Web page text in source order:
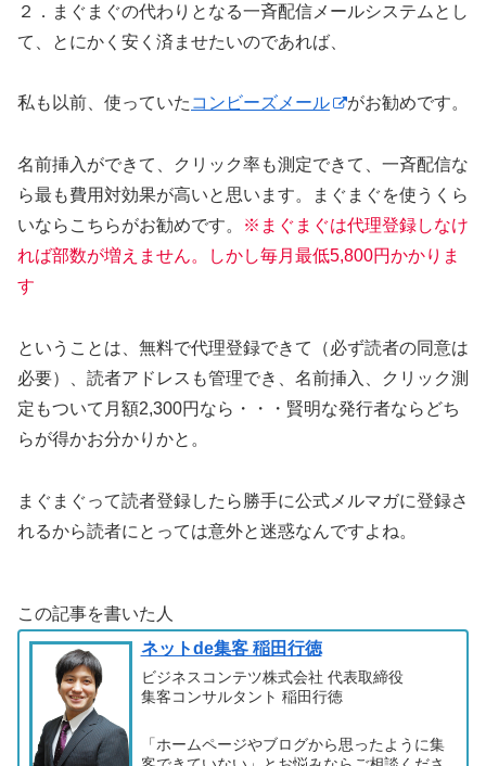
２．まぐまぐの代わりとなる一斉配信メールシステムとし
て、とにかく安く済ませたいのであれば、
私も以前、使っていた コンビーズメール がお勧めです。
名前挿入ができて、クリック率も測定できて、一斉配信な
ら最も費用対効果が高いと思います。まぐまぐを使うくら
いならこちらがお勧めです。
※まぐまぐは代理登録しなけ
れば部数が増えません。しかし毎月最低5,800円かかりま
す
ということは、無料で代理登録できて（必ず読者の同意は
必要）、読者アドレスも管理でき、名前挿入、クリック測
定もついて月額2,300円なら・・・賢明な発行者ならどち
らが得かお分かりかと。
まぐまぐって読者登録したら勝手に公式メルマガに登録さ
れるから読者にとっては意外と迷惑なんですよね。
この記事を書いた人
ネットde集客 稲田行徳
ビジネスコンテツ株式会社 代表取締役
集客コンサルタント 稲田行徳
「ホームページやブログから思ったように集